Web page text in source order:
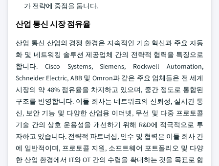
가 전략에 중점을 둡니다.
산업 통신 시장 점유율
산업 통신 산업의 경쟁 환경은 지속적인 기술 혁신과 주요 자동
화 및 네트워킹 솔루션 제공업체 간의 전략적 협력을 특징으로
합니다. Cisco Systems, Siemens, Rockwell Automation,
Schneider Electric, ABB 및 Omron과 같은 주요 업체들은 전 세계
시장의 약 48% 점유율을 차지하고 있으며, 중간 정도로 통합된
구조를 반영합니다. 이들 회사는 네트워크의 신뢰성, 실시간 통
신, 보안 기능 및 다양한 산업용 이더넷, 무선 및 다중 프로토콜
기술 간의 상호 운용성을 개선하기 위해 R&D에 적극적으로 투
자하고 있습니다. 전략적 파트너십, 인수 및 협력은 이들 회사 간
에 일반적이며, 프로토콜 지원, 소프트웨어 포트폴리오 및 다양
한 산업 환경에서 IT와 OT 간의 수렴을 확대하는 것을 목표로 합